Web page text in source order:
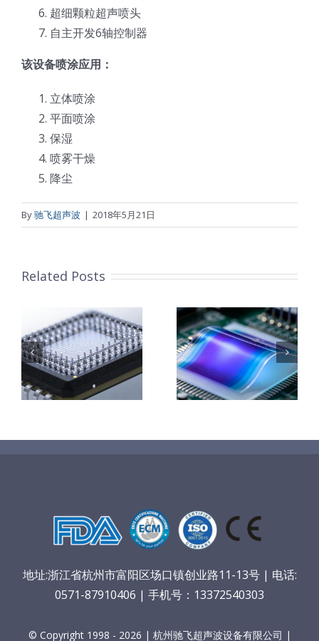
超细颗粒超声喷头
自主开发6轴控制器
该设备喷涂应用：
立体喷涂
平面喷涂
保湿
喷雾干燥
降尘
By驰飞超声波 | 2018年5月21日
Related Posts
柔性薄膜光致
变色膜制备 超
声波喷涂工艺
原理及应用研
钛基钌铱阳极
超声波涂覆解
决方案
地址:浙江省杭州市富阳区场口镇创业路11-13号 | 电话:
0571-87910406 | 手机号：13372540303
© Copyright 1998 - 2026 | 杭州驰飞超声波设备有限公司 |